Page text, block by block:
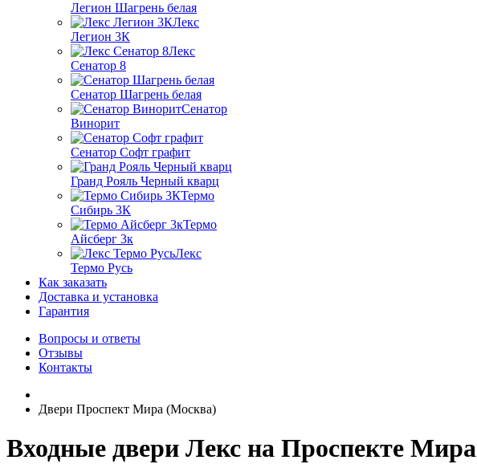
Легион Шагрень белая
Лекс
Легион 3К
Лекс
Сенатор 8
Сенатор Шагрень белая
Сенатор
Винорит
Сенатор Софт графит
Гранд Рояль Черный кварц
Термо
Сибирь 3К
Термо
Айсберг 3к
Лекс
Термо Русь
Как заказать
Доставка и установка
Гарантия
Вопросы и ответы
Отзывы
Контакты
Двери Проспект Мира (Москва)
Входные двери Лекс на Проспекте Мира